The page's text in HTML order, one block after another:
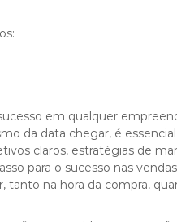
em qualquer
da data chegar, é
claros, estratégias de
para o sucesso nas
tanto na hora da compra,